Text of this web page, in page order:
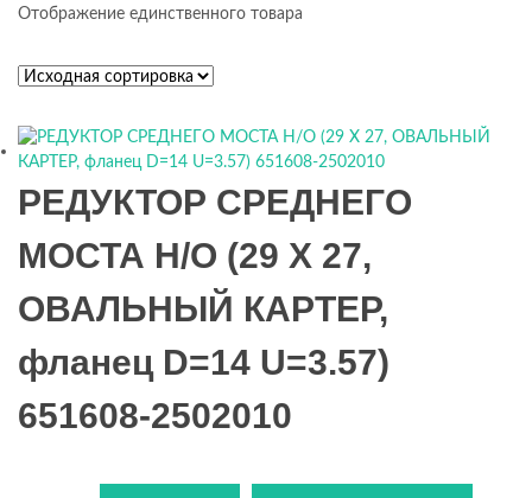
Отображение единственного товара
РЕДУКТОР СРЕДНЕГО
МОСТА Н/О (29 Х 27,
ОВАЛЬНЫЙ КАРТЕР,
фланец D=14 U=3.57)
651608-2502010